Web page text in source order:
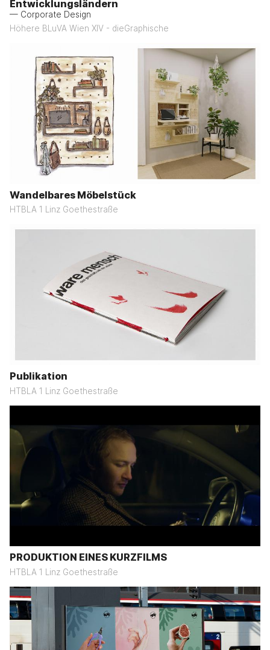
Entwicklungsländern
— Corporate Design
Höhere BLuVA Wien XIV - dieGraphische
Wandelbares Möbelstück
HTBLA 1 Linz Goethestraße
Publikation
HTBLA 1 Linz Goethestraße
PRODUKTION EINES KURZFILMS
HTBLA 1 Linz Goethestraße